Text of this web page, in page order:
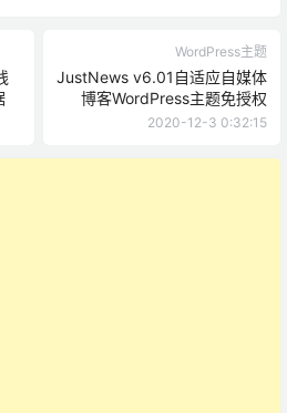
WordPress主题
JustNews v6.01自适应自媒体
博客WordPress主题免授权
2020-12-3 0:32:15